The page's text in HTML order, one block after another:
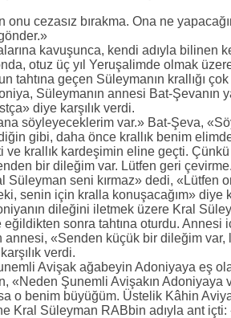
onu cezasız bırakma. Ona ne
kavuşunca, kendi adıyla bilinen
otuz üç yıl Yeruşalimde olmak
tahtına geçen Süleymanın krallığı
Süleymanın annesi Bat-Şevanın
diye karşılık verdi.
söyleyeceklerim var.» Bat-Şeva,
gibi, daha önce krallık benim
ve krallık kardeşimin eline geçti.
bir dileğim var. Lütfen geri
Süleyman seni kırmaz» dedi, «Lütfen
senin için kralla konuşacağım» diye
dileğini iletmek üzere Kral
eğildikten sonra tahtına oturdu. Annesi
annesi, «Senden küçük bir dileğim
verdi.
Avişak ağabeyin Adoniyaya eş
«Neden Şunemli Avişakın
o benim büyüğüm. Üstelik Kâhin
Kral Süleyman RABbin adıyla ant